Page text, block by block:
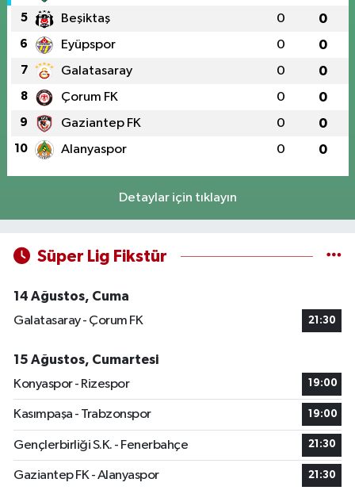
5 Beşiktaş 0 0
6 Eyüpspor 0 0
7 Galatasaray 0 0
8 Çorum FK 0 0
9 Gaziantep FK 0 0
10 Alanyaspor 0 0
Detaylar için tıklayın
Süper Lig Fikstür
14 Ağustos, Cuma
Galatasaray - Çorum FK
21:30
15 Ağustos, Cumartesi
Konyaspor - Rizespor
19:00
Kasımpaşa - Trabzonspor 19:00
Gençlerbirliği S.K. - Fenerbahçe 21:30
Gaziantep FK - Alanyaspor 21:30